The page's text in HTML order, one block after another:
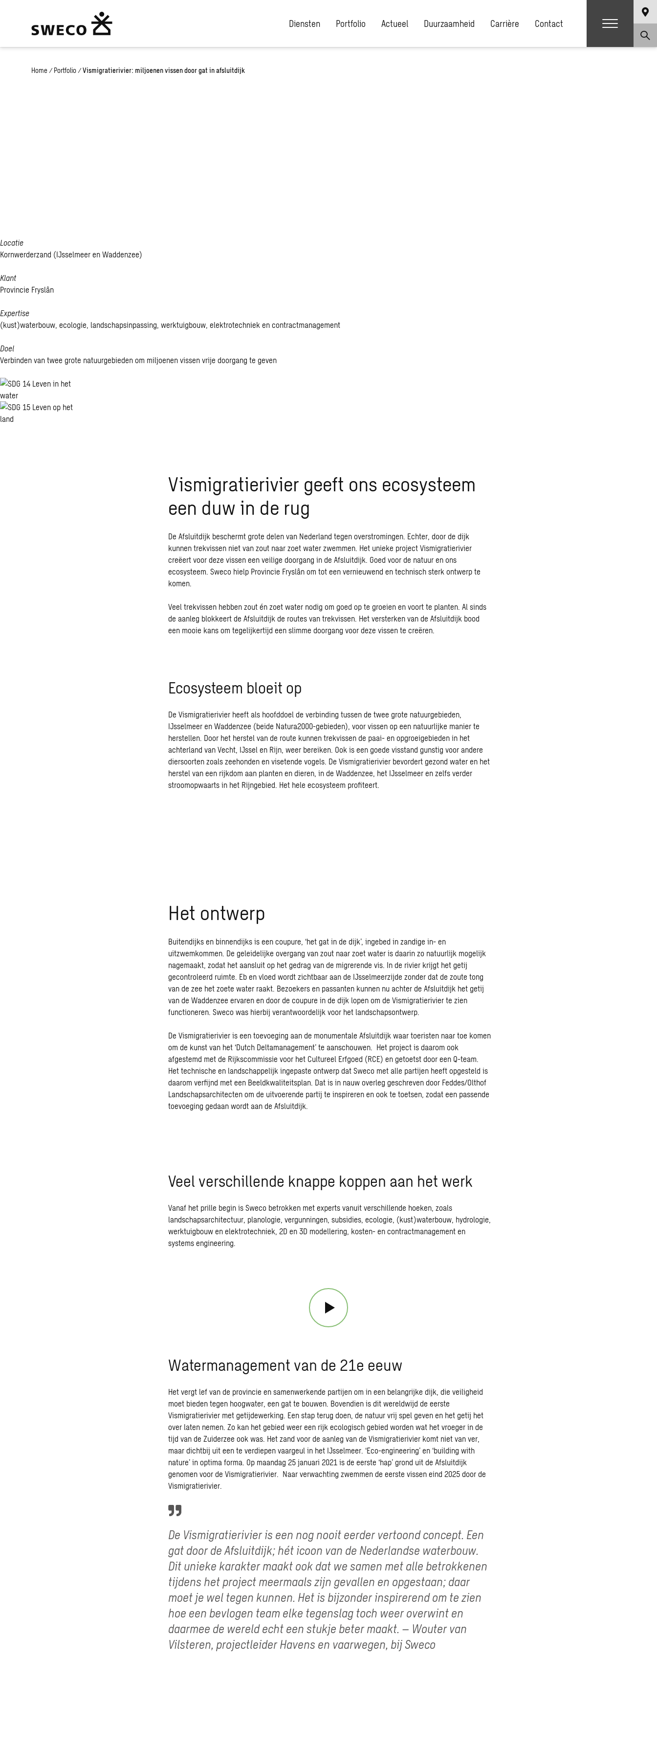
Diensten Portfolio Actueel Duurzaamheid Carrière Contact
Home / Portfolio / Vismigratierivier: miljoenen vissen door gat in afsluitdijk
Locatie
Kornwerderzand (IJsselmeer en Waddenzee)
Klant
Provincie Fryslân
Expertise
(kust)waterbouw, ecologie, landschapsinpassing, werktuigbouw, elektrotechniek en contractmanagement
Doel
Verbinden van twee grote natuurgebieden om miljoenen vissen vrije doorgang te geven
Vismigratierivier geeft ons ecosysteem
een duw in de rug
De Afsluitdijk beschermt grote delen van Nederland tegen overstromingen. Echter, door de dijk
kunnen trekvissen niet van zout naar zoet water zwemmen. Het unieke project Vismigratierivier
creëert voor deze vissen een veilige doorgang in de Afsluitdijk. Goed voor de natuur en ons
ecosysteem. Sweco hielp Provincie Fryslân om tot een vernieuwend en technisch sterk ontwerp te
komen.
Veel trekvissen hebben zout én zoet water nodig om goed op te groeien en voort te planten. Al sinds
de aanleg blokkeert de Afsluitdijk de routes van trekvissen. Het versterken van de Afsluitdijk bood
een mooie kans om tegelijkertijd een slimme doorgang voor deze vissen te creëren.
Ecosysteem bloeit op
De Vismigratierivier heeft als hoofddoel de verbinding tussen de twee grote natuurgebieden,
IJsselmeer en Waddenzee (beide Natura2000-gebieden), voor vissen op een natuurlijke manier te
herstellen. Door het herstel van de route kunnen trekvissen de paai- en opgroeigebieden in het
achterland van Vecht, IJssel en Rijn, weer bereiken. Ook is een goede visstand gunstig voor andere
diersoorten zoals zeehonden en visetende vogels. De Vismigratierivier bevordert gezond water en het
herstel van een rijkdom aan planten en dieren, in de Waddenzee, het IJsselmeer en zelfs verder
stroomopwaarts in het Rijngebied. Het hele ecosysteem profiteert.
Het ontwerp
Buitendijks en binnendijks is een coupure, ‘het gat in de dijk’, ingebed in zandige in- en
uitzwemkommen. De geleidelijke overgang van zout naar zoet water is daarin zo natuurlijk mogelijk
nagemaakt, zodat het aansluit op het gedrag van de migrerende vis. In de rivier krijgt het getij
gecontroleerd ruimte. Eb en vloed wordt zichtbaar aan de IJsselmeerzijde zonder dat de zoute tong
van de zee het zoete water raakt. Bezoekers en passanten kunnen nu achter de Afsluitdijk het getij
van de Waddenzee ervaren en door de coupure in de dijk lopen om de Vismigratierivier te zien
functioneren. Sweco was hierbij verantwoordelijk voor het landschapsontwerp.
De Vismigratierivier is een toevoeging aan de monumentale Afsluitdijk waar toeristen naar toe komen
om de kunst van het ‘Dutch Deltamanagement’ te aanschouwen. Het project is daarom ook
afgestemd met de Rijkscommissie voor het Cultureel Erfgoed (RCE) en getoetst door een Q-team.
Het technische en landschappelijk ingepaste ontwerp dat Sweco met alle partijen heeft opgesteld is
daarom verfijnd met een Beeldkwaliteitsplan. Dat is in nauw overleg geschreven door Feddes/Olthof
Landschapsarchitecten om de uitvoerende partij te inspireren en ook te toetsen, zodat een passende
toevoeging gedaan wordt aan de Afsluitdijk.
Veel verschillende knappe koppen aan het werk
Vanaf het prille begin is Sweco betrokken met experts vanuit verschillende hoeken, zoals
landschapsarchitectuur, planologie, vergunningen, subsidies, ecologie, (kust)waterbouw, hydrologie,
werktuigbouw en elektrotechniek, 2D en 3D modellering, kosten- en contractmanagement en
systems engineering.
Watermanagement van de 21e eeuw
Het vergt lef van de provincie en samenwerkende partijen om in een belangrijke dijk, die veiligheid
moet bieden tegen hoogwater, een gat te bouwen. Bovendien is dit wereldwijd de eerste
Vismigratierivier met getijdewerking. Een stap terug doen, de natuur vrij spel geven en het getij het
over laten nemen. Zo kan het gebied weer een rijk ecologisch gebied worden wat het vroeger in de
tijd van de Zuiderzee ook was. Het zand voor de aanleg van de Vismigratierivier komt niet van ver,
maar dichtbij uit een te verdiepen vaargeul in het IJsselmeer. ‘Eco-engineering’ en ‘building with
nature’ in optima forma. Op maandag 25 januari 2021 is de eerste ‘hap’ grond uit de Afsluitdijk
genomen voor de Vismigratierivier. Naar verwachting zwemmen de eerste vissen eind 2025 door de
Vismigratierivier.
De Vismigratierivier is een nog nooit eerder vertoond concept. Een
gat door de Afsluitdijk; hét icoon van de Nederlandse waterbouw.
Dit unieke karakter maakt ook dat we samen met alle betrokkenen
tijdens het project meermaals zijn gevallen en opgestaan; daar
moet je wel tegen kunnen. Het is bijzonder inspirerend om te zien
hoe een bevlogen team elke tegenslag toch weer overwint en
daarmee de wereld echt een stukje beter maakt. – Wouter van
Vilsteren, projectleider Havens en vaarwegen, bij Sweco